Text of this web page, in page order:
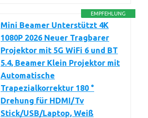
EMPFEHLUNG
Mini Beamer Unterstützt 4K
1080P 2026 Neuer Tragbarer
Projektor mit 5G WiFi 6 und BT
5.4, Beamer Klein Projektor mit
Automatische
Trapezialkorrektur 180 °
Drehung für HDMI/Tv
Stick/USB/Laptop, Weiß